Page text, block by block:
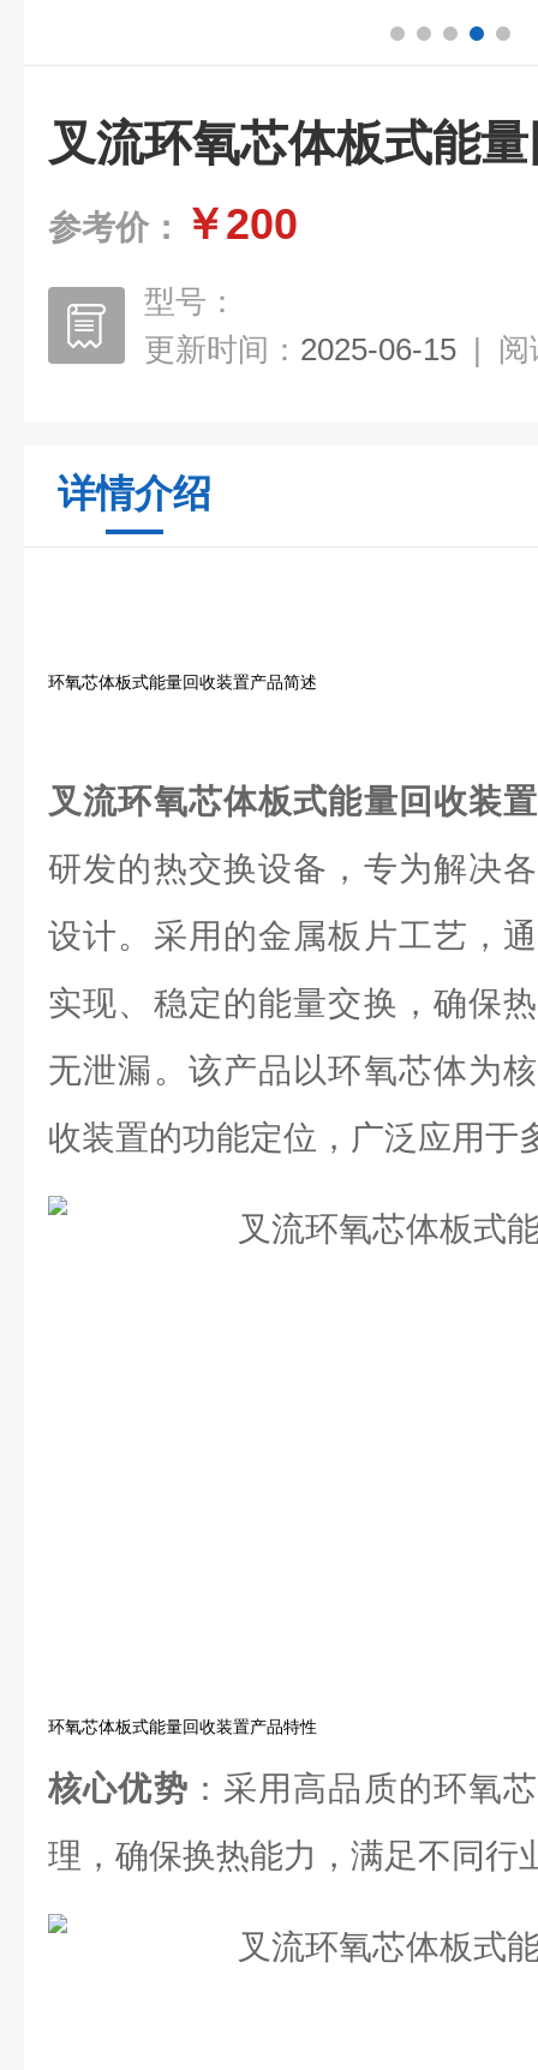
叉流环氧芯体板式能
参考价： ￥200
型号：
更新时间： 2025-06-15 | 阅
详情介绍
环氧芯体板式能量回收装置产品简述
叉流环氧芯体板式能量回收装置
研发的热交换设备，专为解决
设计。采用的金属板片工艺，
实现、稳定的能量交换，确保
无泄漏。该产品以环氧芯体为
收装置的功能定位，广泛应用于
环氧芯体板式能量回收装置产品特性
核心优势 ：采用高品质的环氧
理，确保换热能力，满足不同行